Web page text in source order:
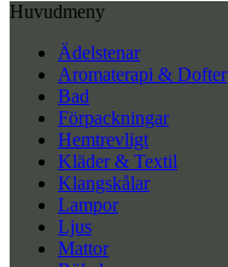
Huvudmeny
Ädelstenar
Aromaterapi & Dofter
Bad
Förpackningar
Hemtrevligt
Kläder & Textil
Klangskålar
Lampor
Ljus
Mattor